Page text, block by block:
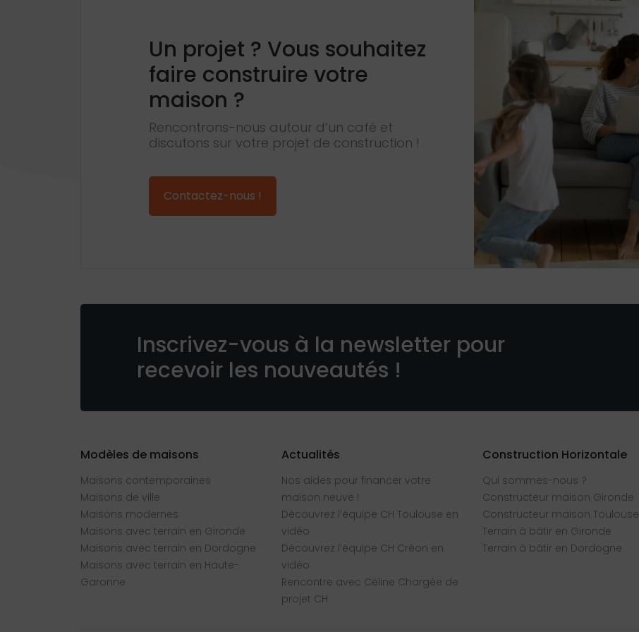
Un projet ? Vous souhaitez
faire construire votre
maison ?
Rencontrons-nous autour d’un café et
discutons sur votre projet de construction !
Contactez-nous !
Inscrivez-vous à la newsletter pour
recevoir les nouveautés !
Modèles de maisons
Maisons contemporaines
Maisons de ville
Maisons modernes
Maisons avec terrain en Gironde
Maisons avec terrain en Dordogne
Maisons avec terrain en Haute-
Garonne
Actualités
Nos aides pour financer votre
maison neuve !
Découvrez l’équipe CH Toulouse en
vidéo
Découvrez l’équipe CH Créon en
vidéo
Rencontre avec Céline Chargée de
projet CH
Construction Horizontale
Qui sommes-nous ?
Constructeur maison Gironde
Constructeur maison Toulouse
Terrain à bâtir en Gironde
Terrain à bâtir en Dordogne